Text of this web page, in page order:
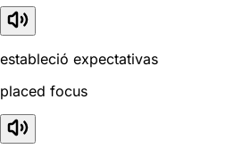
estableció expectativas
placed focus